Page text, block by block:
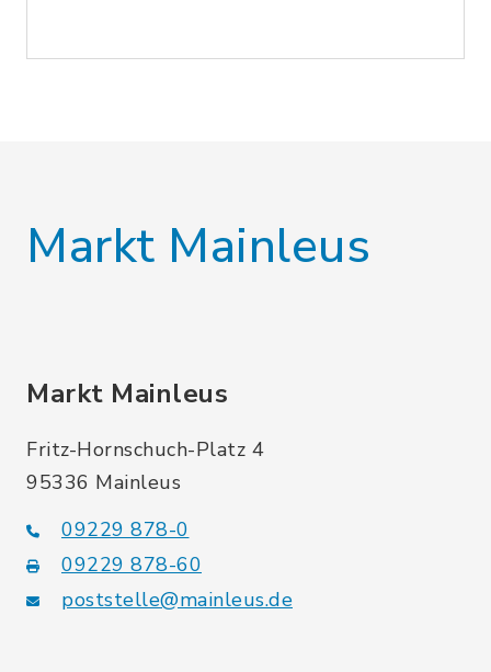
Markt Mainleus
Markt Mainleus
Fritz-Hornschuch-Platz 4
95336 Mainleus
09229 878-0
09229 878-60
poststelle@mainleus.de